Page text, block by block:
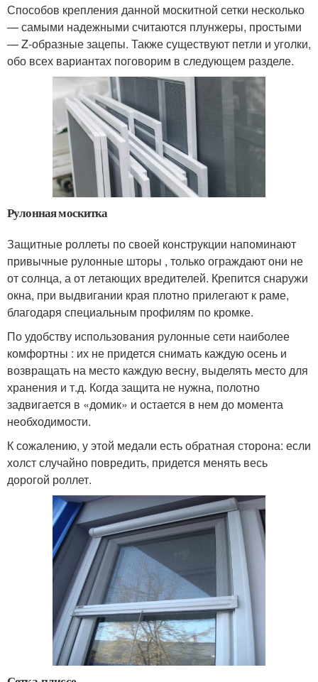
Способов крепления данной москитной сетки несколько
— самыми надежными считаются плунжеры, простыми
— Z-образные зацепы. Также существуют петли и уголки,
обо всех вариантах поговорим в следующем разделе.
Рулонная москитка
Защитные роллеты по своей конструкции напоминают
привычные рулонные шторы , только ограждают они не
от солнца, а от летающих вредителей. Крепится снаружи
окна, при выдвигании края плотно прилегают к раме,
благодаря специальным профилям по кромке.
По удобству использования рулонные сети наиболее
комфортны : их не придется снимать каждую осень и
возвращать на место каждую весну, выделять место для
хранения и т.д. Когда защита не нужна, полотно
задвигается в «домик» и остается в нем до момента
необходимости.
К сожалению, у этой медали есть обратная сторона: если
холст случайно повредить, придется менять весь
дорогой роллет.